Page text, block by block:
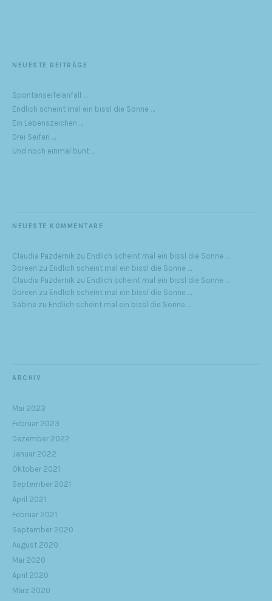
NEUESTE BEITRÄGE
Spontanseifelanfall …
Endlich scheint mal ein bissl die Sonne …
Ein Lebenszeichen …
Drei Seifen …
Und noch einmal bunt …
NEUESTE KOMMENTARE
Claudia Pazdernik zu Endlich scheint mal ein bissl die Sonne …
Doreen zu Endlich scheint mal ein bissl die Sonne …
Claudia Pazdernik zu Endlich scheint mal ein bissl die Sonne …
Doreen zu Endlich scheint mal ein bissl die Sonne …
Sabine zu Endlich scheint mal ein bissl die Sonne …
ARCHIV
Mai 2023
Februar 2023
Dezember 2022
Januar 2022
Oktober 2021
September 2021
April 2021
Februar 2021
September 2020
August 2020
Mai 2020
April 2020
März 2020